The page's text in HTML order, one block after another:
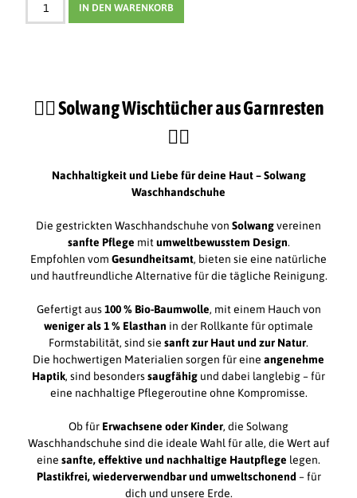
IN DEN WARENKORB
🖐🏻​​ ​Solwang Wischtücher aus Garnresten
🖐🏻​​​
Nachhaltigkeit und Liebe für deine Haut – Solwang
Waschhandschuhe
Die gestrickten Waschhandschuhe von Solwangvereinen
sanfte Pflege mit umweltbewusstem Design.
Empfohlen vom Gesundheitsamt, bieten sie eine natürliche
und hautfreundliche Alternative für die tägliche Reinigung.
Gefertigt aus100 % Bio-Baumwolle, mit einem Hauch von
weniger als 1 % Elasthan in der Rollkante für optimale
Formstabilität, sind sie sanft zur Haut und zur Natur.
Die hochwertigen Materialien sorgen für eine angenehme
Haptik, sind besonderssaugfähig und dabei langlebig – für
eine nachhaltige Pflegeroutine ohne Kompromisse.
Ob für Erwachsene oder Kinder, die Solwang
Waschhandschuhe sind die ideale Wahl für alle, die Wert auf
eine sanfte, effektive und nachhaltige Hautpflege legen.
Plastikfrei, wiederverwendbar und umweltschonend – für
dich und unsere Erde.